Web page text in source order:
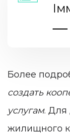
Более
создать
услугам. Для
жилищного